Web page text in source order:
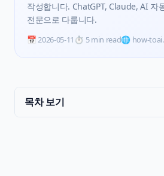
작성합니다. ChatGPT, Claude, AI 자
전문으로 다룹니다.
📅2026-05-11 ⏱️ 5 min read🌐 how-
목차 보기